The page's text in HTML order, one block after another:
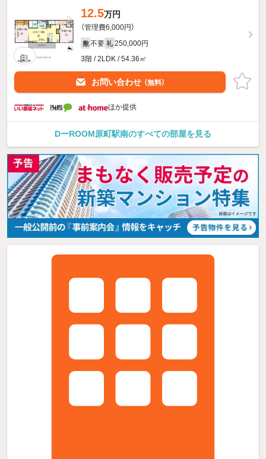
12.5万円
（管理費6,000円）
敷 不要 礼 250,000円
3階 / 2LDK / 54.36㎡
お問い合わせ （無料）
ほか提供
DーROOM原町駅南のすべての部屋を見る